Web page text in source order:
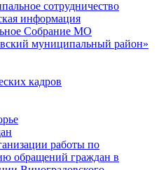
сотрудничество
информация
Собрание МО
муниципальный район»
кадров
работы по
обращений граждан в